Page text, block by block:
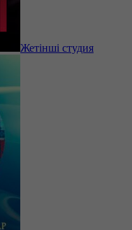
Жетінші студия